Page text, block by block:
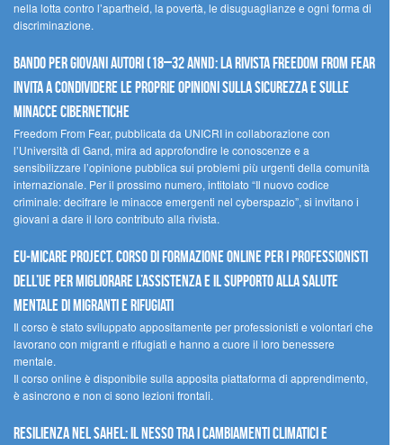
nella lotta contro l’apartheid, la povertà, le disuguaglianze e ogni forma di
discriminazione.
Bando per giovani autori (18–32 anni): la Rivista Freedom From Fear
invita a condividere le proprie opinioni sulla sicurezza e sulle
minacce cibernetiche
Freedom From Fear, pubblicata da UNICRI in collaborazione con
l’Università di Gand, mira ad approfondire le conoscenze e a
sensibilizzare l’opinione pubblica sui problemi più urgenti della comunità
internazionale. Per il prossimo numero, intitolato “Il nuovo codice
criminale: decifrare le minacce emergenti nel cyberspazio”, si invitano i
giovani a dare il loro contributo alla rivista.
EU-MiCare Project. Corso di formazione online per i professionisti
dell’UE per migliorare l’assistenza e il supporto alla salute
mentale di migranti e rifugiati
Il corso è stato sviluppato appositamente per professionisti e volontari che
lavorano con migranti e rifugiati e hanno a cuore il loro benessere
mentale.
Il corso online è disponibile sulla apposita piattaforma di apprendimento,
è asincrono e non ci sono lezioni frontali.
Resilienza nel Sahel: il nesso tra i cambiamenti climatici e